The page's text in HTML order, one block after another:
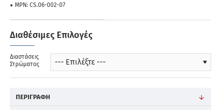
MPN: CS.06-002-07
Διαθέσιμες Επιλογές
Διαστάσεις
Στρώματος
ΠΕΡΙΓΡΑΦΉ